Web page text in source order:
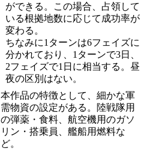
ができる。この場合、占領して
いる根拠地数に応じて成功率が
変わる。
ちなみに1ターンは6フェイズに
分かれており、1ターンで3日、
2フェイズで1日に相当する。昼
夜の区別はない。
本作品の特徴として、細かな軍
需物資の設定がある。陸戦隊用
の弾薬・食料、航空機用のガソ
リン・搭乗員、艦船用燃料な
ど。